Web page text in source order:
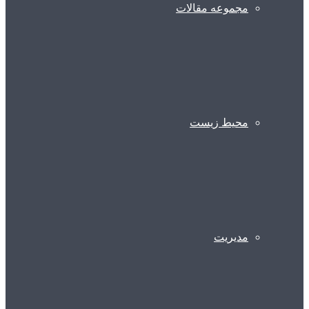
مجموعه مقالات
محیط زیست
مدیریت